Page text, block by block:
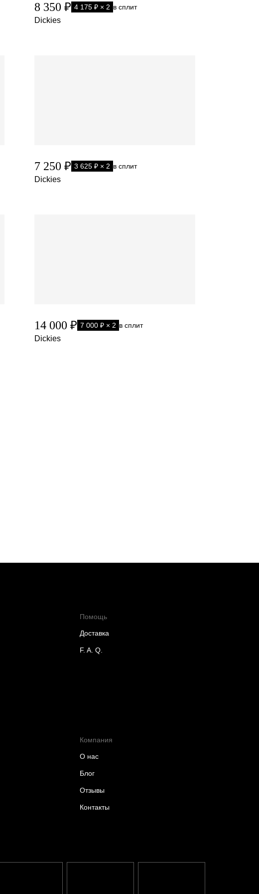
8 350 ₽ 4 175 ₽ × 2 в сплит
Dickies
7 250 ₽ 3 625 ₽ × 2 в сплит
Dickies
14 000 ₽ 7 000 ₽ × 2 в сплит
Dickies
Помощь
Доставка
F. A. Q.
Компания
О нас
Блог
Отзывы
Контакты